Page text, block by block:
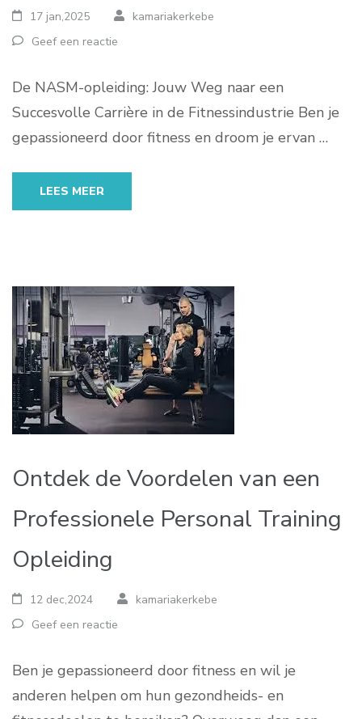
17 jan,2025
kamariakerkebe
Geef een reactie
De NASM-opleiding: Jouw Weg naar een
Succesvolle Carrière in de Fitnessindustrie Ben je
gepassioneerd door fitness en droom je ervan …
LEES MEER
Ontdek de Voordelen van een
Professionele Personal Training
Opleiding
12 dec,2024
kamariakerkebe
Geef een reactie
Ben je gepassioneerd door fitness en wil je
anderen helpen om hun gezondheids- en